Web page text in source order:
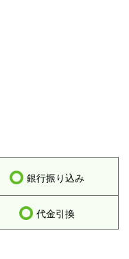
銀行振り込み
代金引換